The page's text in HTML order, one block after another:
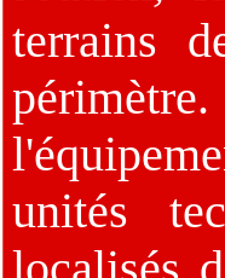
terrains
unités